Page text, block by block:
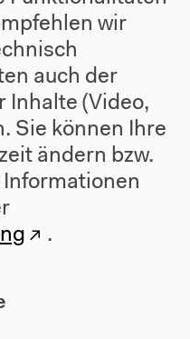
wir
auch der
Inhalte (Video,
Sie können Ihre
ändern bzw.
Informationen
.